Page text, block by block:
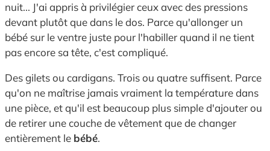
nuit... J'ai appris à privilégier ceux avec des pressions
devant plutôt que dans le dos. Parce qu'allonger un
bébé sur le ventre juste pour l'habiller quand il ne tient
pas encore sa tête, c'est compliqué.
Des gilets ou cardigans. Trois ou quatre suffisent. Parce
qu'on ne maîtrise jamais vraiment la température dans
une pièce, et qu'il est beaucoup plus simple d'ajouter ou
de retirer une couche de vêtement que de changer
entièrement le bébé.